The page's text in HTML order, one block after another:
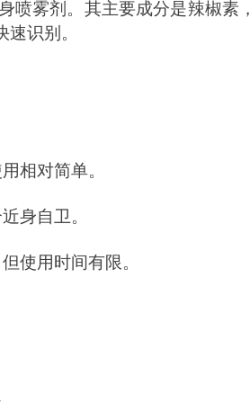
喷雾剂。其主要成分是辣椒
识别。
相对简单。
身自卫。
使用时间有限。